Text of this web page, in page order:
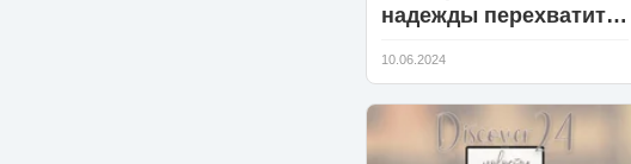
надежды перехватить
цивилизаций
10.06.2024